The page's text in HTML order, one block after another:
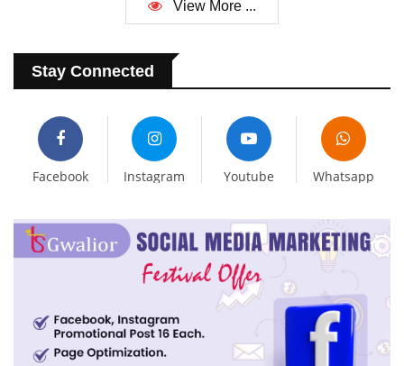
View More ...
Stay Connected
Facebook Instagram Youtube Whatsapp